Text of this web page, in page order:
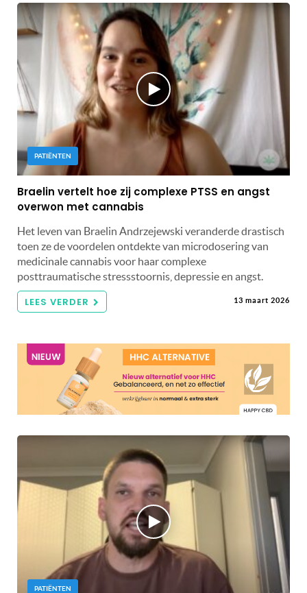
PATIËNTEN
Braelin vertelt hoe zij complexe PTSS en angst
overwon met cannabis
Het leven van Braelin Andrzejewski veranderde drastisch
toen ze de voordelen ontdekte van microdosering van
medicinale cannabis voor haar complexe
posttraumatische stressstoornis, depressie en angst.
LEES VERDER 13 maart 2026
PATIËNTEN